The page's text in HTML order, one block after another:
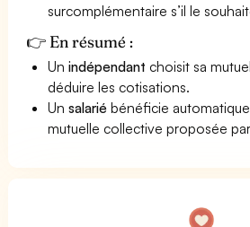
surcomplémentaire s’il le
👉 En résumé :
Unindépendant choisit sa
déduire les cotisations.
Unsalarié bénéficie
mutuelle collective proposée